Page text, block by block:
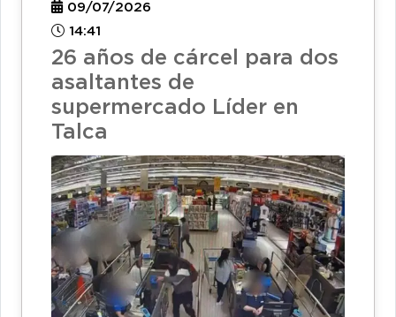
09/07/2026
14:41
26 años de cárcel para dos
asaltantes de
supermercado Líder en
Talca